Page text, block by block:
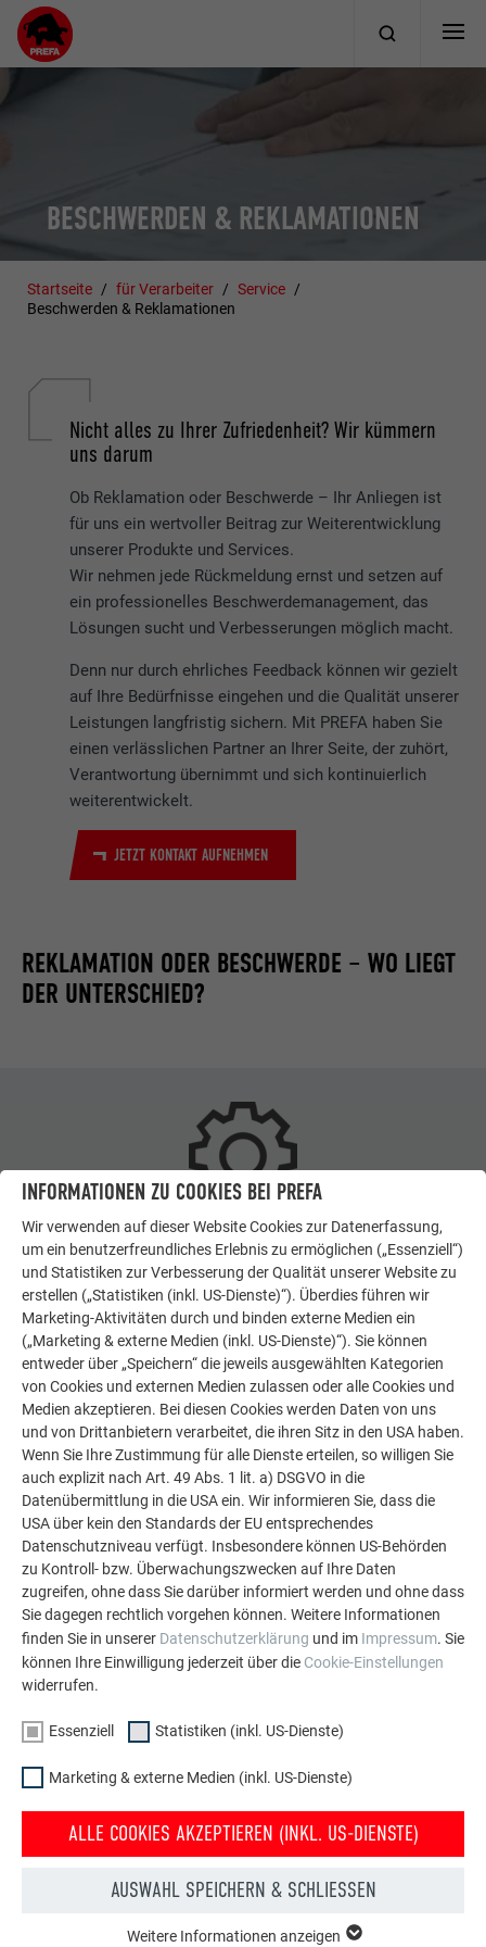
BESCHWERDEN & REKLAMATIONEN
Startseite für Verarbeiter
Service
Beschwerden & Reklamationen
Nicht alles zu Ihrer Zufriedenheit? Wir kümmern
uns darum
Ob Reklamation oder Beschwerde – Ihr Anliegen ist
für uns ein wertvoller Beitrag zur Weiterentwicklung
unserer Produkte und Services.
Wir nehmen jede Rückmeldung ernst und setzen auf
ein professionelles Beschwerdemanagement, das
Lösungen sucht und Verbesserungen möglich macht.
Denn nur durch ehrliches Feedback können wir gezielt
auf Ihre Bedürfnisse eingehen und die Qualität unserer
Leistungen langfristig sichern. Mit PREFA haben Sie
einen verlässlichen Partner an Ihrer Seite, der zuhört,
Verantwortung übernimmt und sich kontinuierlich
weiterentwickelt.
JETZT KONTAKT AUFNEHMEN
REKLAMATION ODER BESCHWERDE – WO LIEGT
DER UNTERSCHIED?
REKLAMATION
Eine Reklamation liegt vor, wenn ein Produkt oder eine
Dienstleistung fehlerhaft ist – also zugesicherte
Eigenschaften nicht erfüllt wurden. Dazu zählen auch
Garantie- oder Gewährleistungsfälle.
Bitte wenden Sie sich in diesen Fällenzuerst an den
Handwerker,bei dem Sie die PREFA Produkte erworben oder
den Auftrag vergeben haben.
Sollten Sie dennoch unsere Hilfe benötigen, klicken Sie
unten auf den Button und senden Sie uns eine E-Mail mit
Ihrem Anliegen.
REKLAMATION EINREICHEN
BESCHWERDE
nicht direkt mit einem Produktmangel zu tun haben – zum
Beispiel mit unserem Service, der Kommunikation oder dem
INFORMATIONEN ZU COOKIES BEI PREFA
Wir verwenden auf dieser Website Cookies zur Datenerfassung,
um ein benutzerfreundliches Erlebnis zu ermöglichen („Essenziell“)
und Statistiken zur Verbesserung der Qualität unserer Website zu
erstellen („Statistiken (inkl. US-Dienste)“). Überdies führen wir
Marketing-Aktivitäten durch und binden externe Medien ein
(„Marketing & externe Medien (inkl. US-Dienste)“). Sie können
entweder über „Speichern“ die jeweils ausgewählten Kategorien
von Cookies und externen Medien zulassen oder alle Cookies und
Medien akzeptieren. Bei diesen Cookies werden Daten von uns
und von Drittanbietern verarbeitet, die ihren Sitz in den USA haben.
Wenn Sie Ihre Zustimmung für alle Dienste erteilen, so willigen Sie
auch explizit nach Art. 49 Abs. 1 lit. a) DSGVO in die
Datenübermittlung in die USA ein. Wir informieren Sie, dass die
USA über kein den Standards der EU entsprechendes
Datenschutzniveau verfügt. Insbesondere können US-Behörden
zu Kontroll- bzw. Überwachungszwecken auf Ihre Daten
zugreifen, ohne dass Sie darüber informiert werden und ohne dass
Sie dagegen rechtlich vorgehen können. Weitere Informationen
finden Sie in unserer Datenschutzerklärung und im Impressum. Sie
können Ihre Einwilligung jederzeit über die Cookie-Einstellungen
widerrufen.
Essenziell Statistiken (inkl. US-Dienste)
Marketing & externe Medien (inkl. US-Dienste)
ALLE COOKIES AKZEPTIEREN (INKL. US-DIENSTE)
AUSWAHL SPEICHERN & SCHLIESSEN
Weitere Informationen anzeigen